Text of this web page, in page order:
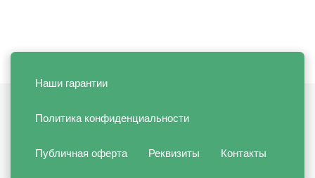
Наши гарантии
Политика конфиденциальности
Публичная оферта Реквизиты Контакты